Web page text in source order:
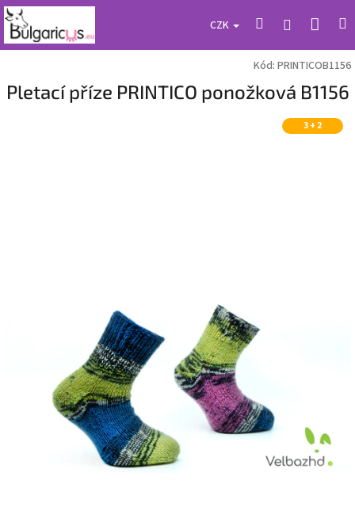
Přejít
na
obsah
CZK Hledat Přihlášení
Kód: PRINTICOB1156
Pletací příze PRINTICO ponožková B1156
3 + 2